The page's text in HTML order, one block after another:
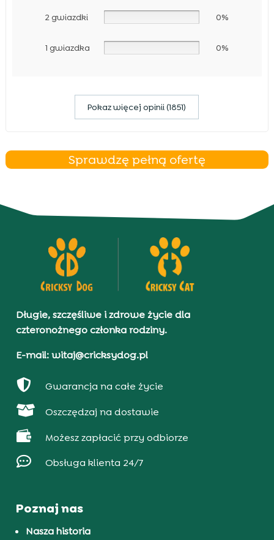
2 gwiazdki 0%
1 gwiazdka 0%
Pokaz więcej opinii (1851)
Sprawdzę pełną ofertę
Długie, szczęśliwe i zdrowe życie dla
czteronożnego członka rodziny.
E-mail: witaj@cricksydog.pl
 Gwarancja na całe życie
 Oszczędzaj na dostawie
 Możesz zapłacić przy odbiorze
 Obsługa klienta 24/7
Poznaj nas
Nasza historia